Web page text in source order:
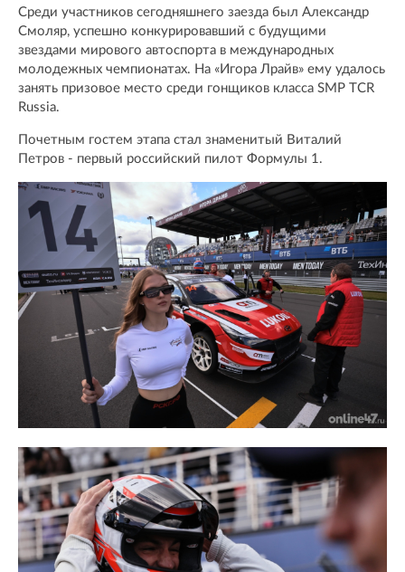
Среди участников сегодняшнего заезда был Александр
Смоляр, успешно конкурировавший с будущими
звездами мирового автоспорта в международных
молодежных чемпионатах. На «Игора Лрайв» ему удалось
занять призовое место среди гонщиков класса SMP TCR
Russia.
Почетным гостем этапа стал знаменитый Виталий
Петров - первый российский пилот Формулы 1.